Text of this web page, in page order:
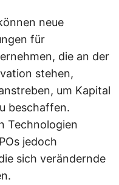
neue
für
die an der
stehen,
um Kapital
beschaffen.
Technologien
jedoch
sich verändernde